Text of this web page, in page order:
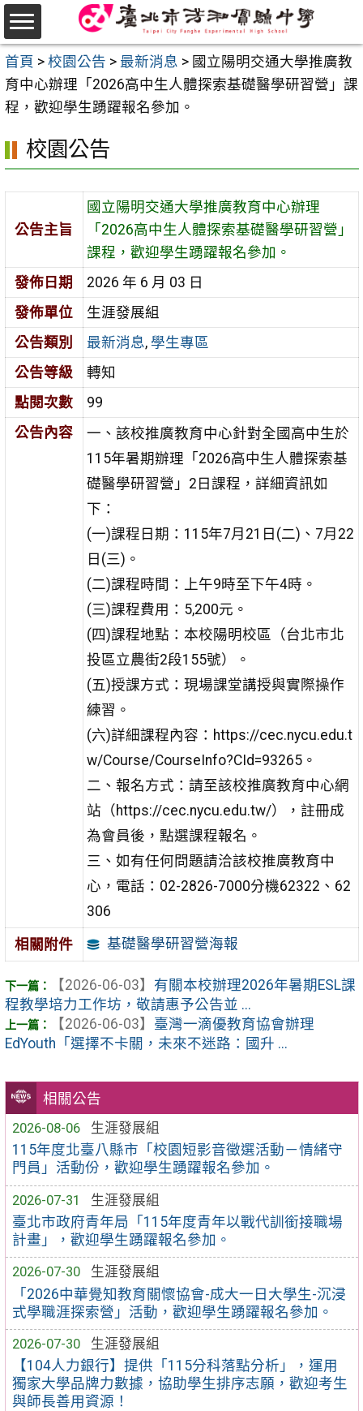
跳
至
主
要
內
首頁 > 校園公告 > 最新消息 > 國立陽明交通大學推廣教
育中心辦理「2026高中生人體探索基礎醫學研習營」課
程，歡迎學生踴躍報名參加。
相關公告
2026-08-06
生涯發展組
115年度北臺八縣市「校園短影音徵選活動－情緒守
門員」活動份，歡迎學生踴躍報名參加。
2026-07-31
生涯發展組
臺北市政府青年局「115年度青年以戰代訓銜接職場
計畫」，歡迎學生踴躍報名參加。
2026-07-30
生涯發展組
「2026中華覺知教育關懷協會-成大一日大學生-沉浸
式學職涯探索營」活動，歡迎學生踴躍報名參加。
2026-07-30
生涯發展組
【104人力銀行】提供「115分科落點分析」，運用
獨家大學品牌力數據，協助學生排序志願，歡迎考生
與師長善用資源！
校園公告
公告主旨
國立陽明交通大學推廣教育中心辦理
「2026高中生人體探索基礎醫學研習營」
課程，歡迎學生踴躍報名參加。
發佈日期
2026 年 6 月 03 日
發佈單位
生涯發展組
公告類別
最新消息, 學生專區
公告等級
轉知
點閱次數
99
公告內容
一、該校推廣教育中心針對全國高中生於
115年暑期辦理「2026高中生人體探索基
礎醫學研習營」2日課程，詳細資訊如
下：
(一)課程日期：115年7月21日(二)、7月22
日(三)。
(二)課程時間：上午9時至下午4時。
(三)課程費用：5,200元。
(四)課程地點：本校陽明校區（台北市北
投區立農街2段155號）。
(五)授課方式：現場課堂講授與實際操作
練習。
(六)詳細課程內容：https://cec.nycu.edu.t
w/Course/CourseInfo?CId=93265。
二、報名方式：請至該校推廣教育中心網
站（https://cec.nycu.edu.tw/），註冊成
為會員後，點選課程報名。
三、如有任何問題請洽該校推廣教育中
心，電話：02-2826-7000分機62322、62
306
相關附件 基礎醫學研習營海報
【2026-06-03】 有關本校辦理2026年暑期ESL課
程教學培力工作坊，敬請惠予公告並 ...
【2026-06-03】 臺灣一滴優教育協會辦理
EdYouth「選擇不卡關，未來不迷路：國升 ...
選
單